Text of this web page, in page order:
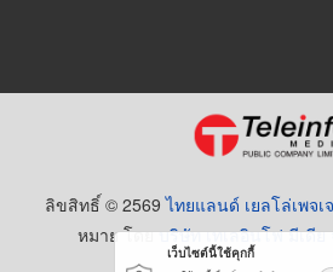
ลิขสิทธิ์ © 2569ไทยแลนด์ เยลโล่เพจเ
หมาย โดยบริษัท เทเลอินโฟ มีเดี
เว็บไซต์นี้ใช้คุกกี้